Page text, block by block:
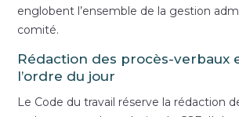
englobent l’ensemble de la gestion
comité.
Rédaction des procès-verbaux
l’ordre du jour
Le Code du travail réserve la rédaction